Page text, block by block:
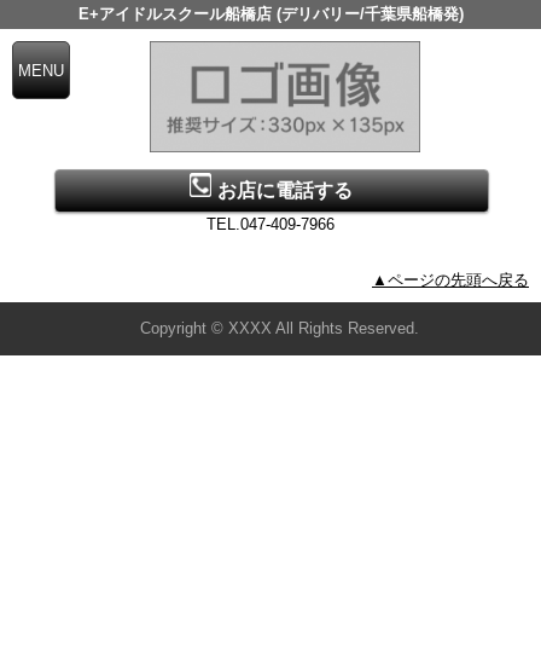
E+アイドルスクール船橋店 (デリバリー/千葉県船橋発)
お店に電話する
TEL.047-409-7966
▲ページの先頭へ戻る
Copyright © XXXX All Rights Reserved.